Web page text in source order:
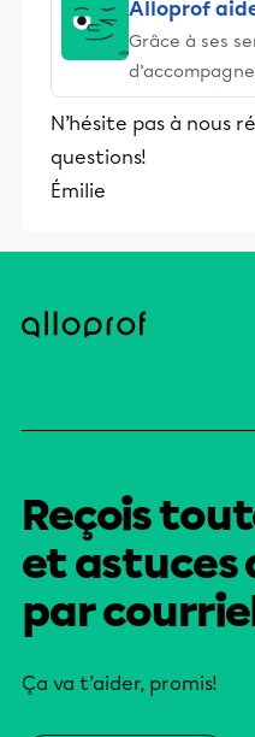
Alloprof
Grâce à ses
stimulants,
et leurs
éducative.
N’hésite pas à nous
questions!
Émilie
Reçois
et astuces
par
Ça va t’aider, promis!